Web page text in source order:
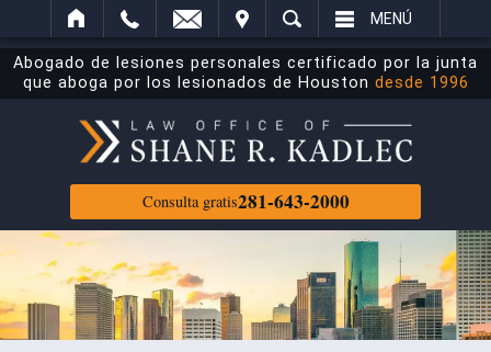
BUSCAR MENÚ
Abogado de lesiones personales certificado por la junta
que aboga por los lesionados de Houston desde 1996
Consulta gratis281-643-2000